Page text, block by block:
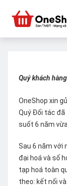
Quý khách
OneShop xin
Quý Đối tác
suốt 6 năm
Sau 6 năm với
đại hoá và số
tạp hoá toàn
theo: kết nối